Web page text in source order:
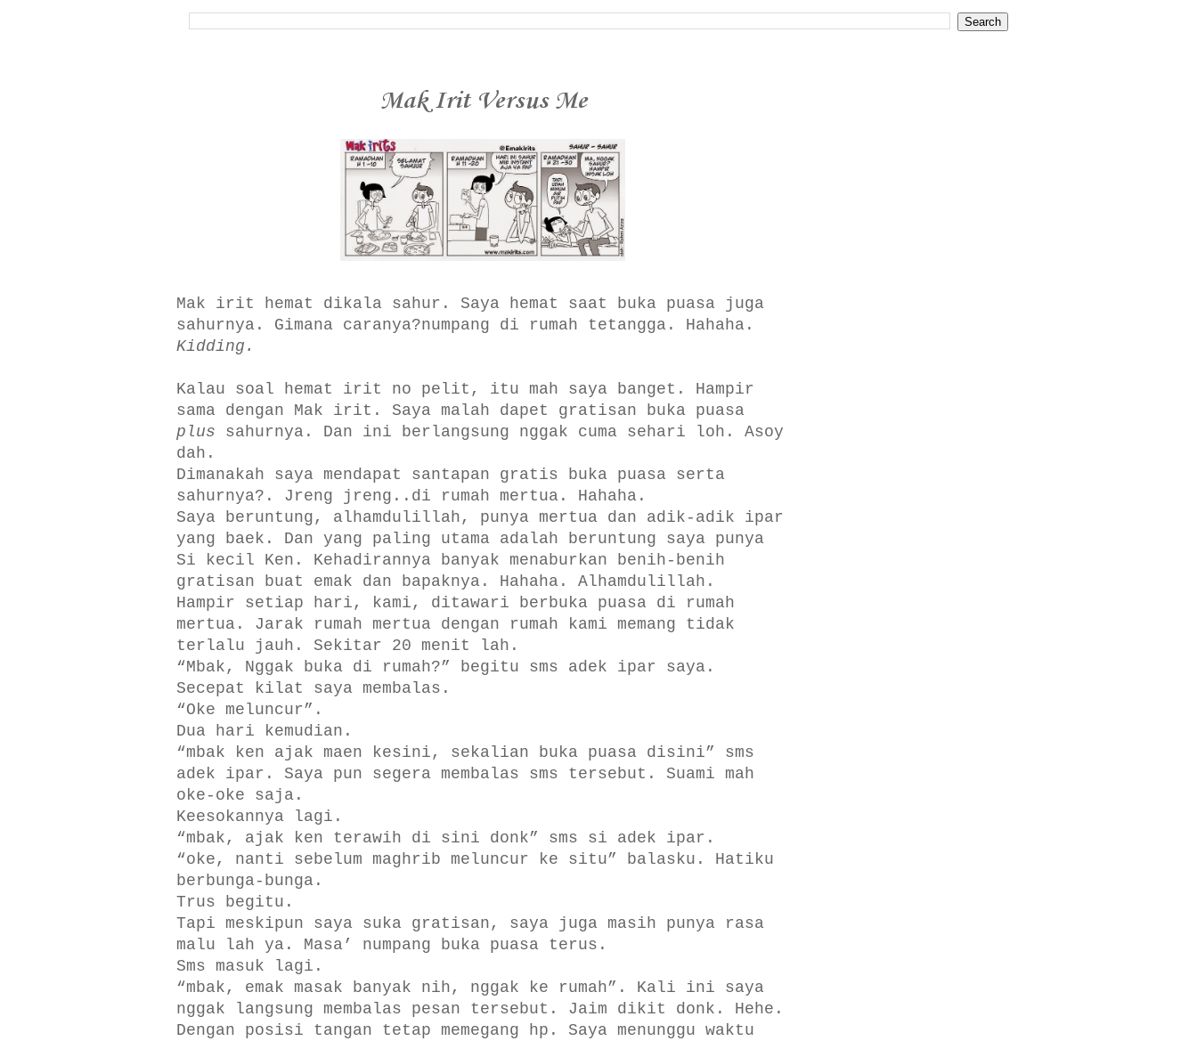
Mak Irit Versus Me
Mak irit hemat dikala sahur. Saya hemat saat buka puasa juga
sahurnya. Gimana caranya?numpang di rumah tetangga. Hahaha.
Kidding.
Kalau soal hemat irit no pelit, itu mah saya banget. Hampir
sama dengan Mak irit. Saya malah dapet gratisan buka puasa
plus sahurnya. Dan ini berlangsung nggak cuma sehari loh. Asoy
dah.
Dimanakah saya mendapat santapan gratis buka puasa serta
sahurnya?. Jreng jreng..di rumah mertua. Hahaha.
Saya beruntung, alhamdulillah, punya mertua dan adik-adik ipar
yang baek. Dan yang paling utama adalah beruntung saya punya
Si kecil Ken. Kehadirannya banyak menaburkan benih-benih
gratisan buat emak dan bapaknya. Hahaha. Alhamdulillah.
Hampir setiap hari, kami, ditawari berbuka puasa di rumah
mertua. Jarak rumah mertua dengan rumah kami memang tidak
terlalu jauh. Sekitar 20 menit lah.
“Mbak, Nggak buka di rumah?” begitu sms adek ipar saya.
Secepat kilat saya membalas.
“Oke meluncur”.
Dua hari kemudian.
“mbak ken ajak maen kesini, sekalian buka puasa disini” sms
adek ipar. Saya pun segera membalas sms tersebut. Suami mah
oke-oke saja.
Keesokannya lagi.
“mbak, ajak ken terawih di sini donk” sms si adek ipar.
“oke, nanti sebelum maghrib meluncur ke situ” balasku. Hatiku
berbunga-bunga.
Trus begitu.
Tapi meskipun saya suka gratisan, saya juga masih punya rasa
malu lah ya. Masa’ numpang buka puasa terus.
Sms masuk lagi.
“mbak, emak masak banyak nih, nggak ke rumah”. Kali ini saya
nggak langsung membalas pesan tersebut. Jaim dikit donk. Hehe.
Dengan posisi tangan tetap memegang hp. Saya menunggu waktu